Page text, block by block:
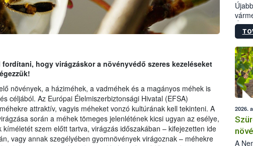
hogy virágzáskor a növényvédő szeres kezeléseket
növények, a háziméhek, a vadméhek és a magányos méhek is
céljából. Az Európai Élelmiszerbiztonsági Hivatal (EFSA)
attraktív, vagyis méheket vonzó kultúrának kell tekinteni. A
során a méhek tömeges jelenlétének kicsi ugyan az esélye,
szem előtt tartva, virágzás időszakában – kifejezetten ide
vagy annak szegélyében gyomnövények virágoznak – méhekre
2026.
A